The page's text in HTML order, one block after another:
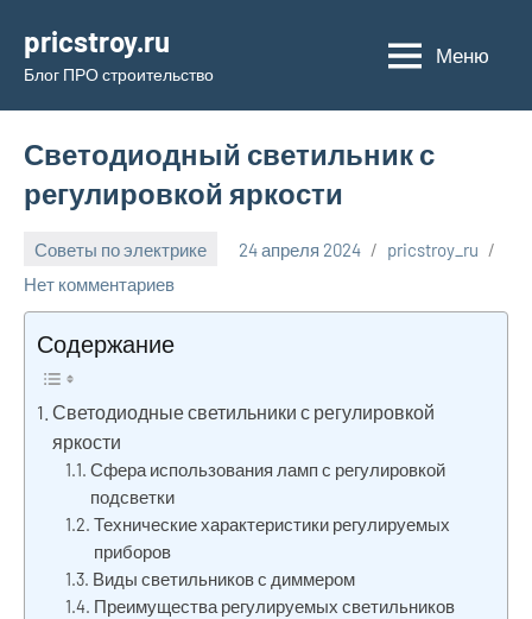
содержимому
pricstroy.ru
Блог ПРО строительство
Меню
Светодиодный светильник с
регулировкой яркости
Советы по электрике 24 апреля 2024
pricstroy_ru
Нет комментариев
Содержание
Светодиодные светильники с регулировкой
яркости
Сфера использования ламп с регулировкой
подсветки
Технические характеристики регулируемых
приборов
Виды светильников с диммером
Преимущества регулируемых светильников